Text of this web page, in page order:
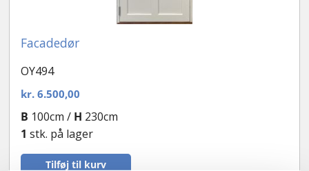
Facadedør
OY494
kr.6.500,00
Tilføj til kurv
B 100cm / H 230cm
1 stk. på lager